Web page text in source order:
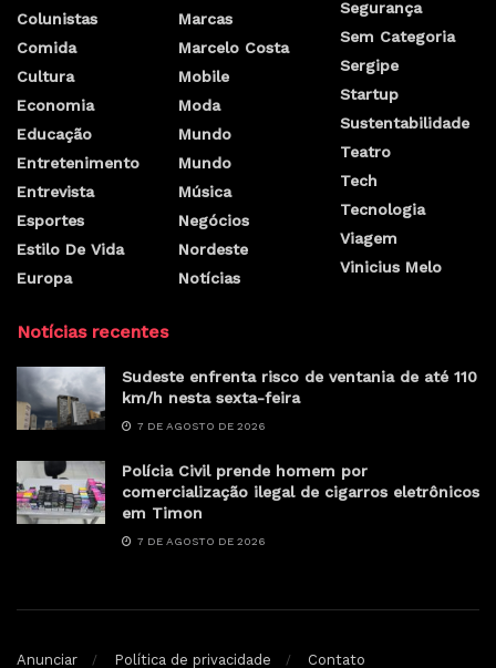
Colunistas
Comida
Cultura
Economia
Educação
Entretenimento
Entrevista
Esportes
Estilo De Vida
Europa
Marcas
Marcelo Costa
Mobile
Moda
Mundo
Mundo
Música
Negócios
Nordeste
Notícias
Segurança
Sem Categoria
Sergipe
Startup
Sustentabilidade
Teatro
Tech
Tecnologia
Viagem
Vinicius Melo
Notícias recentes
Sudeste enfrenta risco de ventania de até 110
km/h nesta sexta-feira
7 DE AGOSTO DE 2026
Polícia Civil prende homem por
comercialização ilegal de cigarros eletrônicos
em Timon
7 DE AGOSTO DE 2026
Anunciar Política de privacidade Contato